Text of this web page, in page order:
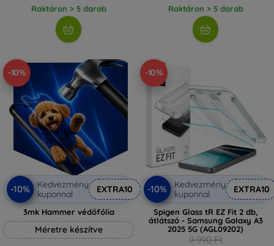
Raktáron > 5 darab Raktáron > 5 darab
-10%
-10%
Kedvezmény
kuponnal
EXTRA10
3mk Hammer védőfólia
Méretre készítve
-10%
-10%
Kedvezmény
kuponnal
EXTRA10
Spigen Glass tR EZ Fit 2 db,
átlátszó - Samsung Galaxy A3
2025 5G (AGL09202)
9 990 Ft